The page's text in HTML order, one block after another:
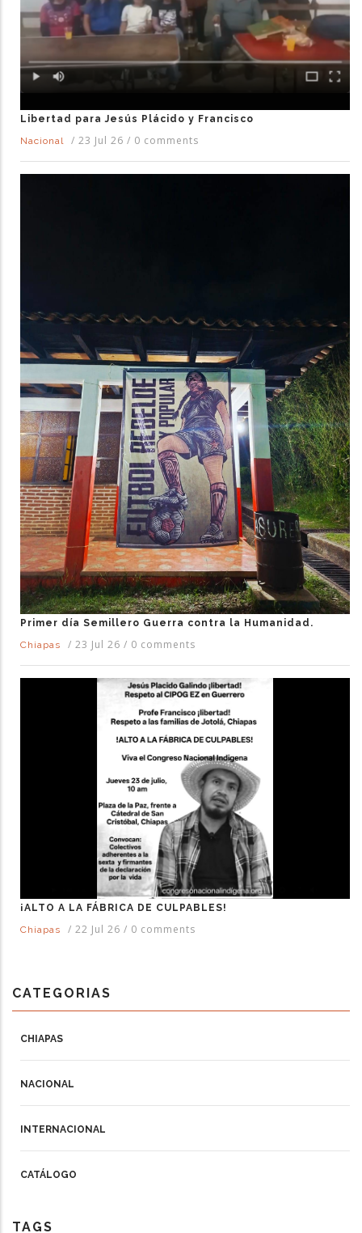
Libertad para Jesús Plácido y Francisco
Nacional
/ 23 Jul 26 / 0 comments
Primer día Semillero Guerra contra la Humanidad.
Chiapas
/ 23 Jul 26 / 0 comments
¡ALTO A LA FÁBRICA DE CULPABLES!
Chiapas
/ 22 Jul 26 / 0 comments
CATEGORIAS
CHIAPAS
NACIONAL
INTERNACIONAL
CATÁLOGO
TAGS